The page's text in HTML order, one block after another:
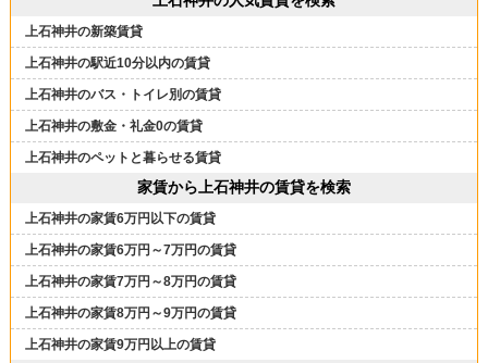
上石神井の新築賃貸
上石神井の駅近10分以内の賃貸
上石神井のバス・トイレ別の賃貸
上石神井の敷金・礼金0の賃貸
上石神井のペットと暮らせる賃貸
家賃から上石神井の賃貸を検索
上石神井の家賃6万円以下の賃貸
上石神井の家賃6万円～7万円の賃貸
上石神井の家賃7万円～8万円の賃貸
上石神井の家賃8万円～9万円の賃貸
上石神井の家賃9万円以上の賃貸